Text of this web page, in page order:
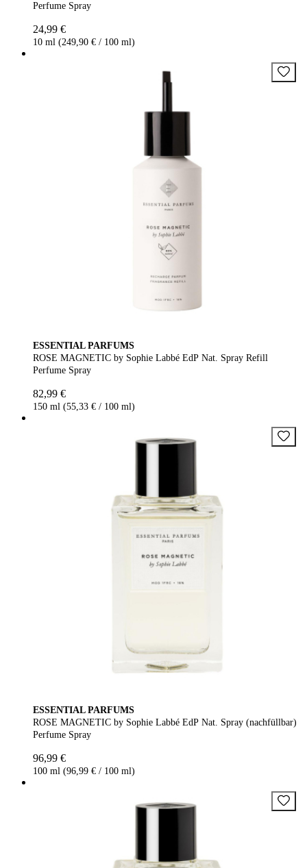
Perfume Spray
24,99 €
10 ml (249,90 € / 100 ml)
ESSENTIAL PARFUMS
ROSE MAGNETIC by Sophie Labbé EdP Nat. Spray Refill
Perfume Spray
82,99 €
150 ml (55,33 € / 100 ml)
ESSENTIAL PARFUMS
ROSE MAGNETIC by Sophie Labbé EdP Nat. Spray (nachfüllbar)
Perfume Spray
96,99 €
100 ml (96,99 € / 100 ml)